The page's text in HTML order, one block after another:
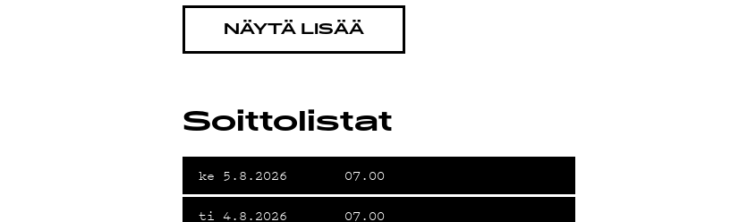
NÄYTÄ LISÄÄ
Soittolistat
ke 5.8.2026 07.00
ti 4.8.2026 07.00